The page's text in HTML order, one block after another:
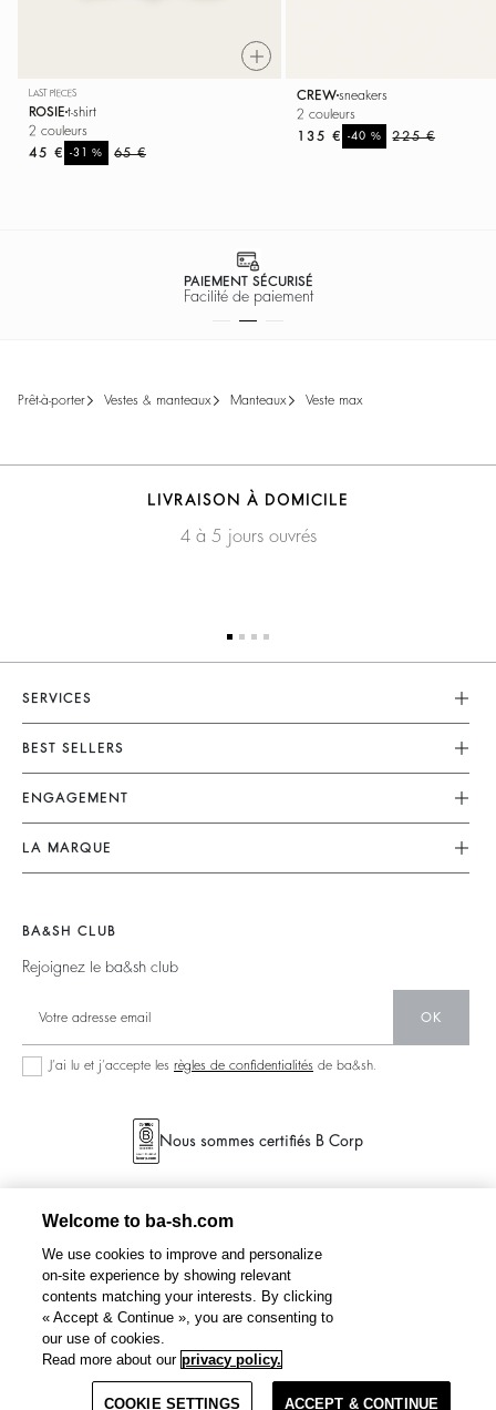
LAST PIECES
ROSIE t-shirt
2 couleurs
65 €
-31%
45 €
CREWsneakers
2 couleurs
225 €
-40 %
135 €
PAIEMENT SÉCURISÉ
Facilité de paiement
prêt-à-porter vestes & manteaux manteaux veste max
LIVRAISON À DOMICILE
4 à 5 jours ouvrés
SERVICES
Service Client
FAQ
Retours & Remboursements
CGV
Mentions Légales
BEST SELLERS
Robes
Combinaisons
Tops & Chemises
Pulls & Cardigans
Dos Nus
ENGAGEMENT
Nos Actions
Collection Responsable
Seconde Main
LA MARQUE
Barbara & Sharon
125 Et Après
Nos Boutiques
BA&SH CLUB
Rejoignez le ba&sh club
OK
J’ai lu et j’accepte les règles de confidentialités de ba&sh.
Nous sommes certifiés B Corp
Welcome to ba-sh.com
We use cookies to improve and personalize
on-site experience by showing relevant
contents matching your interests. By clicking
« Accept & Continue », you are consenting to
our use of cookies.
Read more about our privacy policy.
COOKIE SETTINGS ACCEPT & CONTINUE